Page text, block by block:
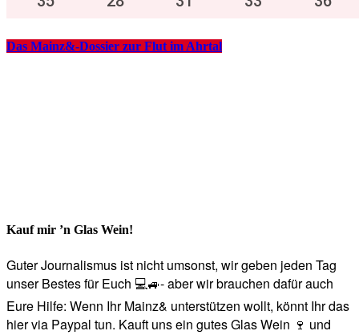
Das Mainz&-Dossier zur Flut im Ahrtal
Kauf mir ’n Glas Wein!
Guter Journalismus ist nicht umsonst, wir geben jeden Tag
unser Bestes für Euch 💻🚙- aber wir brauchen dafür auch
Eure Hilfe: Wenn Ihr Mainz& unterstützen wollt, könnt Ihr das
hier via Paypal tun. Kauft uns ein gutes Glas Wein 🍷 und